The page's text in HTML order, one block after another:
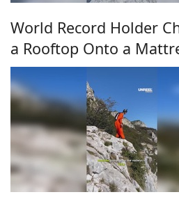
World Record Holder
a Rooftop Onto a